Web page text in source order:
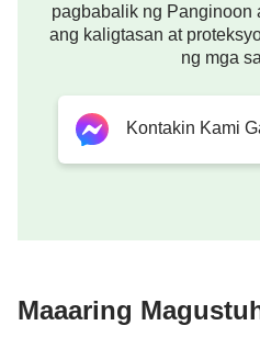
mga Bagong
pagbabalik ng Panginoon
ang kaligtasan at
ng mga
Kontakin Kami
Maaaring